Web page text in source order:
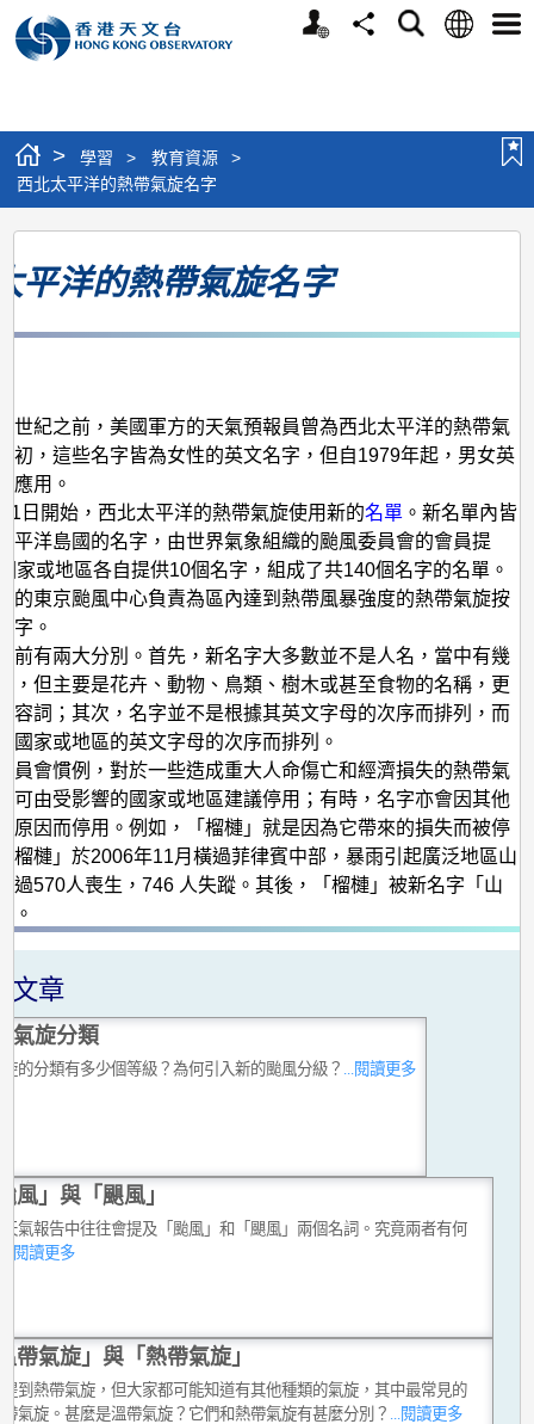
個
分
搜
語
選
> 學習 > 教育資源
>
西北太平洋的熱帶氣旋名字
西
北
的
熱
帶
氣
旋
名
字
平洋的熱帶氣旋名字
世紀之前，美國軍方的天氣預報員曾為西北太平洋的熱帶氣
初，這些名字皆為女性的英文名字，但自1979年起，男女英
應用。
1日開始，西北太平洋的熱帶氣旋使用新的名單 。新名單內皆
平洋島國的名字，由世界氣象組織的颱風委員會的會員提
家或地區各自提供10個名字，組成了共140個名字的名單。
的東京颱風中心負責為區內達到熱帶風暴強度的熱帶氣旋按
字。
前有兩大分別。首先，新名字大多數並不是人名，當中有幾
，但主要是花卉、動物、鳥類、樹木或甚至食物的名稱，更
容詞；其次，名字並不是根據其英文字母的次序而排列，而
國家或地區的英文字母的次序而排列。
員會慣例，對於一些造成重大人命傷亡和經濟損失的熱帶氣
可由受影響的國家或地區建議停用；有時，名字亦會因其他
原因而停用。例如，「榴槤」就是因為它帶來的損失而被停
榴槤」於2006年11月橫過菲律賓中部，暴雨引起廣泛地區山
過570人喪生，746 人失蹤。其後，「榴槤」被新名字「山
。
文章
氣旋分類
的分類有多少個等級？為何引入新的颱風分級？ ...閱讀更多
風」與「颶風」
氣報告中往往會提及「颱風」和「颶風」兩個名詞。究竟兩者有何
...閱讀更多
帶氣旋」與「熱帶氣旋」
到熱帶氣旋，但大家都可能知道有其他種類的氣旋，其中最常見的
氣旋。甚麼是溫帶氣旋？它們和熱帶氣旋有甚麼分別？
...閱讀更多